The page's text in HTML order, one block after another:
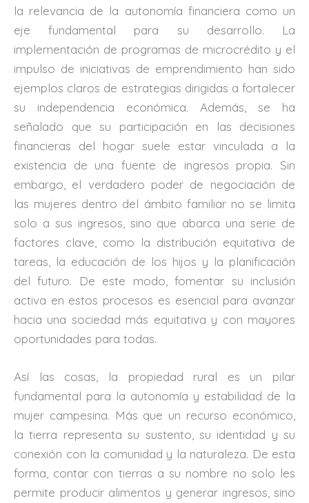
la relevancia de la autonomía financiera como un
eje fundamental para su desarrollo. La
implementación de programas de microcrédito y el
impulso de iniciativas de emprendimiento han sido
ejemplos claros de estrategias dirigidas a fortalecer
su independencia económica. Además, se ha
señalado que su participación en las decisiones
financieras del hogar suele estar vinculada a la
existencia de una fuente de ingresos propia. Sin
embargo, el verdadero poder de negociación de
las mujeres dentro del ámbito familiar no se limita
solo a sus ingresos, sino que abarca una serie de
factores clave, como la distribución equitativa de
tareas, la educación de los hijos y la planificación
del futuro. De este modo, fomentar su inclusión
activa en estos procesos es esencial para avanzar
hacia una sociedad más equitativa y con mayores
oportunidades para todas.
Así las cosas, la propiedad rural es un pilar
fundamental para la autonomía y estabilidad de la
mujer campesina. Más que un recurso económico,
la tierra representa su sustento, su identidad y su
conexión con la comunidad y la naturaleza. De esta
forma, contar con tierras a su nombre no solo les
permite producir alimentos y generar ingresos, sino